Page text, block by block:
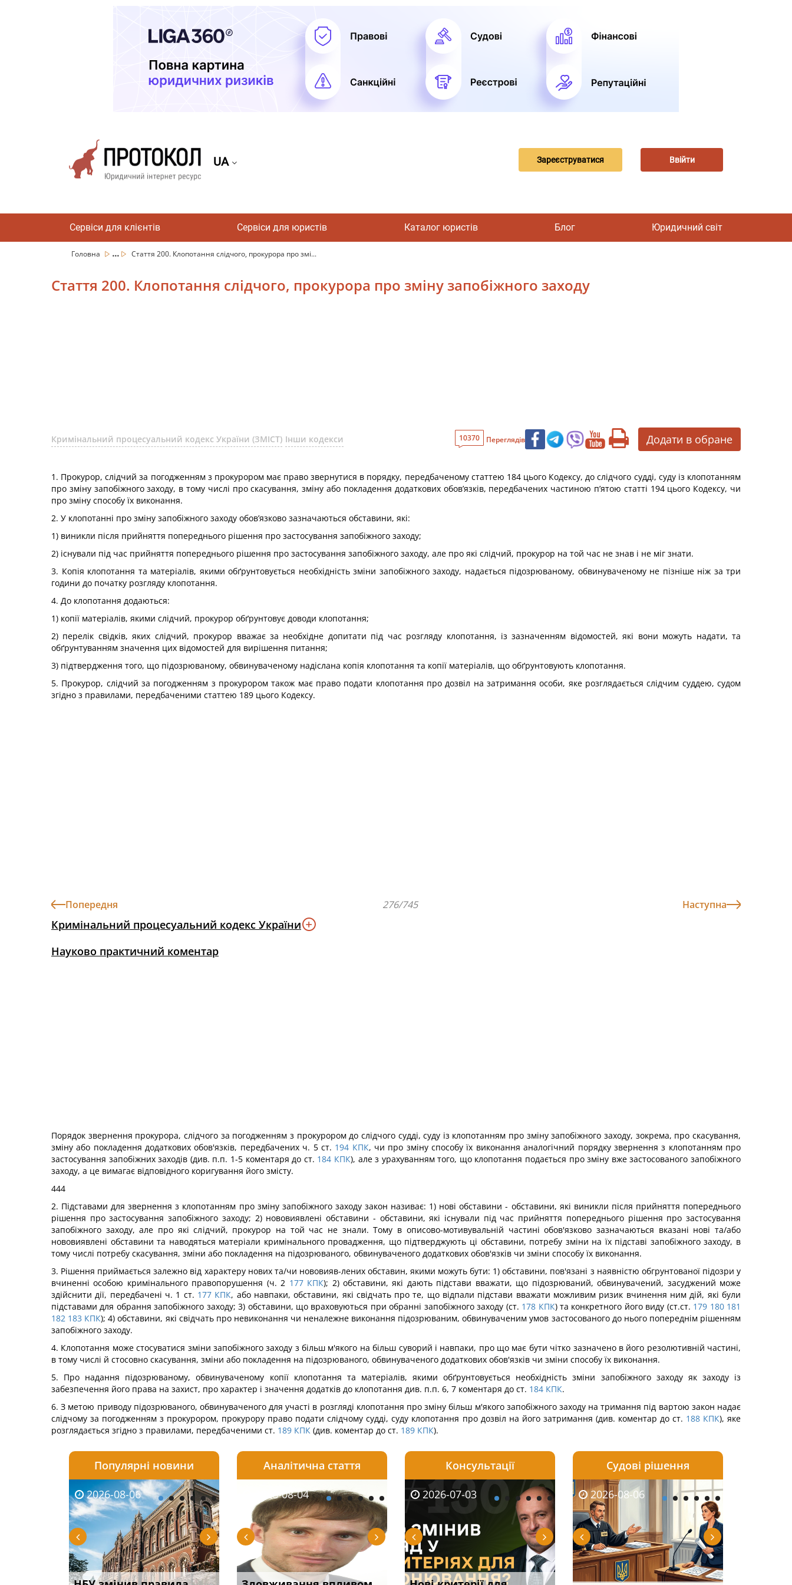
UA Зареєструватися Ввійти
Сервіси для клієнтів Сервіси для юристів Каталог юристів Блог Юридичний світ
Головна ... Стаття 200. Клопотання слідчого, прокурора про змі...
Стаття 200. Клопотання слідчого, прокурора про зміну запобіжного заходу
Кримінальний процесуальний кодекс України (ЗМІСТ) Інши кодекси 10370 Переглядів Додати в обране
1. Прокурор, слідчий за погодженням з прокурором має право звернутися в порядку, передбаченому статтею 184 цього Кодексу, до слідчого судді, суду із клопотанням
про зміну запобіжного заходу, в тому числі про скасування, зміну або покладення додаткових обов’язків, передбачених частиною п’ятою статті 194 цього Кодексу, чи
про зміну способу їх виконання.
2. У клопотанні про зміну запобіжного заходу обов’язково зазначаються обставини, які:
1) виникли після прийняття попереднього рішення про застосування запобіжного заходу;
2) існували під час прийняття попереднього рішення про застосування запобіжного заходу, але про які слідчий, прокурор на той час не знав і не міг знати.
3. Копія клопотання та матеріалів, якими обґрунтовується необхідність зміни запобіжного заходу, надається підозрюваному, обвинуваченому не пізніше ніж за три
години до початку розгляду клопотання.
4. До клопотання додаються:
1) копії матеріалів, якими слідчий, прокурор обґрунтовує доводи клопотання;
2) перелік свідків, яких слідчий, прокурор вважає за необхідне допитати під час розгляду клопотання, із зазначенням відомостей, які вони можуть надати, та
обґрунтуванням значення цих відомостей для вирішення питання;
3) підтвердження того, що підозрюваному, обвинуваченому надіслана копія клопотання та копії матеріалів, що обґрунтовують клопотання.
5. Прокурор, слідчий за погодженням з прокурором також має право подати клопотання про дозвіл на затримання особи, яке розглядається слідчим суддею, судом
згідно з правилами, передбаченими статтею 189 цього Кодексу.
Попередня 276/745 Наступна
Кримінальний процесуальний кодекс України
Науково практичний коментар
Порядок звернення прокурора, слідчого за погодженням з прокурором до слідчого судді, суду із клопотанням про зміну запобіжного заходу, зокрема, про скасування,
зміну або покладення додаткових обов'язків, передбачених ч. 5 ст. 194 КПК, чи про зміну способу їх виконання аналогічний порядку звернення з клопотанням про
застосування запобіжних заходів (див. п.п. 1-5 коментаря до ст. 184 КПК), але з урахуванням того, що клопотання подається про зміну вже застосованого запобіжного
заходу, а це вимагає відповідного коригування його змісту.
444
2. Підставами для звернення з клопотанням про зміну запобіжного заходу закон називає: 1) нові обставини - обставини, які виникли після прийняття попереднього
рішення про застосування запобіжного заходу; 2) нововиявлені обставини - обставини, які існували під час прийняття попереднього рішення про застосування
запобіжного заходу, але про які слідчий, прокурор на той час не знали. Тому в описово-мотивувальній частині обов'язково зазначаються вказані нові та/або
нововиявлені обставини та наводяться матеріали кримінального провадження, що підтверджують ці обставини, потребу зміни на їх підставі запобіжного заходу, в
тому числі потребу скасування, зміни або покладення на підозрюваного, обвинуваченого додаткових обов'язків чи зміни способу їх виконання.
3. Рішення приймається залежно від характеру нових та/чи нововияв-лених обставин, якими можуть бути: 1) обставини, пов'язані з наявністю обгрунтованої підозри у
вчиненні особою кримінального правопорушення (ч. 2 177 КПК); 2) обставини, які дають підстави вважати, що підозрюваний, обвинувачений, засуджений може
здійснити дії, передбачені ч. 1 ст. 177 КПК, або навпаки, обставини, які свідчать про те, що відпали підстави вважати можливим ризик вчинення ним дій, які були
підставами для обрання запобіжного заходу; 3) обставини, що враховуються при обранні запобіжного заходу (ст. 178 КПК) та конкретного його виду (ст.ст. 179 180 181
182 183 КПК); 4) обставини, які свідчать про невиконання чи неналежне виконання підозрюваним, обвинуваченим умов застосованого до нього попереднім рішенням
запобіжного заходу.
4. Клопотання може стосуватися зміни запобіжного заходу з більш м'якого на більш суворий і навпаки, про що має бути чітко зазначено в його резолютивній частині,
в тому числі й стосовно скасування, зміни або покладення на підозрюваного, обвинуваченого додаткових обов'язків чи зміни способу їх виконання.
5. Про надання підозрюваному, обвинуваченому копії клопотання та матеріалів, якими обґрунтовується необхідність зміни запобіжного заходу як заходу із
забезпечення його права на захист, про характер і значення додатків до клопотання див. п.п. 6, 7 коментаря до ст. 184 КПК.
6. З метою приводу підозрюваного, обвинуваченого для участі в розгляді клопотання про зміну більш м'якого запобіжного заходу на тримання під вартою закон надає
слідчому за погодженням з прокурором, прокурору право подати слідчому судді, суду клопотання про дозвіл на його затримання (див. коментар до ст. 188 КПК), яке
розглядається згідно з правилами, передбаченими ст. 189 КПК (див. коментар до ст. 189 КПК).
Популярні новини
2026-08-06 2026-08-06 2026-08-06 2026-08-05 2026-08-05
Аналітична стаття
2026-08-03 2026-08-04 2026-08-04 2026-08-03 2026-08-03
Консультації
2026-05-25 2026-07-03 2026-06-08 2026-06-01
Судові рішення
2026-07-30 2026-08-06